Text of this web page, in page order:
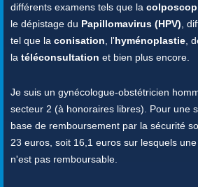
différents examens tels que la
le dépistage du Papillomavirus (HPV) ,
tel que la conisation , l'hyménoplastie ,
la téléconsultation et bien plus encore.
Je suis un gynécologue-obstétricien
secteur 2 (à honoraires libres). Pour une
base de remboursement par la sécurité
23 euros, soit 16,1 euros sur lesquels
n'est pas remboursable.